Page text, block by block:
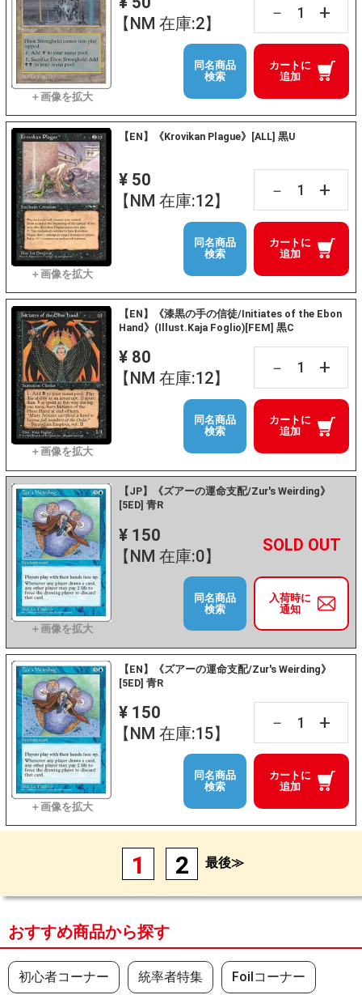
【NM 在庫:2】
－ +
カートに
追加
同名商品
検索
【EN】《Krovikan Plague》[ALL] 黒U
¥ 50
【NM 在庫:12】
－ +
カートに
追加
同名商品
検索
【EN】《漆黒の手の信徒/Initiates of the Ebon
Hand》(Illust.Kaja Foglio)[FEM] 黒C
¥ 80
【NM 在庫:12】
－ +
カートに
追加
同名商品
検索
【JP】《ズアーの運命支配/Zur's Weirding》
[5ED] 青R
¥ 150
【NM 在庫:0】
－ +
入荷時に
通知
同名商品
検索
【EN】《ズアーの運命支配/Zur's Weirding》
[5ED] 青R
¥ 150
【NM 在庫:15】
－ +
カートに
追加
同名商品
検索
1 2 最後≫
おすすめ商品から探す
初心者コーナー 統率者特集 Foilコーナー